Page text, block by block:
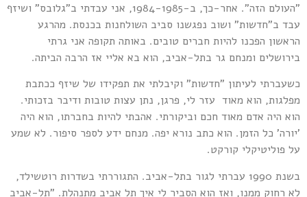
"העולם הזה". אחר-כך, ב-1984-1985, אני עבדתי ב"גלובס" ושיזף
ב"חדשות" ושוב נפגשנו סביב השולחנות בכנסת. מהרגע
הפכנו להיות חברים טובים. באותה תקופה אני גרתי
ומנחם גר בתל-אביב, הוא בא אליי אז הרבה הביתה.
לעיתון "חדשות" וקיבלתי את תפקידו של שיזף ככתבת
הוא מאוד עזר לי, פרגן, נתן עצות טובות ודיבר בזכותי.
היה אדם מאוד חכם וביקורתי. אהבתי להיות בחברתו, הוא היה
כל הזמן. הוא כתב נורא יפה. מנחם ידע לספר סיפור. לא שמע
פוליטיקלי קורקט.
בשנת 1990 עברתי לגור בתל-אביב. התגוררתי בשדרות רוטשילד,
רחוק ממנו, ואז הוא הסביר לי איך תל אביב מתנהלת. "תל-אביב